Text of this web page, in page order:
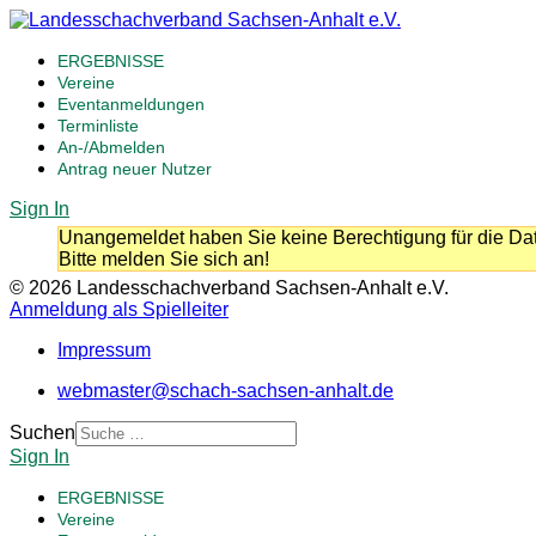
ERGEBNISSE
Vereine
Eventanmeldungen
Terminliste
An-/Abmelden
Antrag neuer Nutzer
Sign In
Unangemeldet haben Sie keine Berechtigung für die
Bitte melden Sie sich an!
© 2026 Landesschachverband Sachsen-Anhalt e.V.
Anmeldung als Spielleiter
Impressum
webmaster@schach-sachsen-anhalt.de
Suchen
Sign In
ERGEBNISSE
Vereine